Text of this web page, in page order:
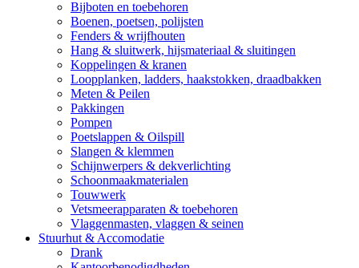
Bijboten en toebehoren
Boenen, poetsen, polijsten
Fenders & wrijfhouten
Hang & sluitwerk, hijsmateriaal & sluitingen
Koppelingen & kranen
Loopplanken, ladders, haakstokken, draadbakken
Meten & Peilen
Pakkingen
Pompen
Poetslappen & Oilspill
Slangen & klemmen
Schijnwerpers & dekverlichting
Schoonmaakmaterialen
Touwwerk
Vetsmeerapparaten & toebehoren
Vlaggenmasten, vlaggen & seinen
Stuurhut & Accomodatie
Drank